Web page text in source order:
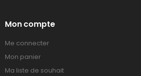
Mon compte
Me connecter
Mon panier
Ma liste de souhait